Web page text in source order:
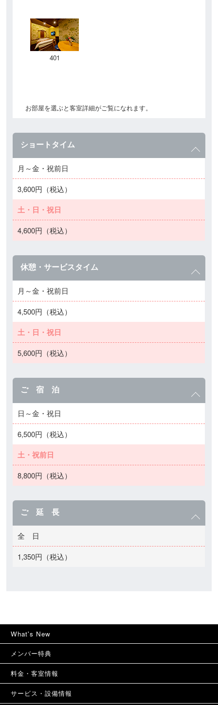
401
お部屋を選ぶと客室詳細がご覧になれます。
ショートタイム
月～金・祝前日
3,600円（税込）
土・日・祝日
4,600円（税込）
休憩・サービスタイム
月～金・祝前日
4,500円（税込）
土・日・祝日
5,600円（税込）
ご 宿 泊
日～金・祝日
6,500円（税込）
土・祝前日
8,800円（税込）
ご 延 長
全 日
1,350円（税込）
What's New
メンバー特典
料金・客室情報
サービス・設備情報